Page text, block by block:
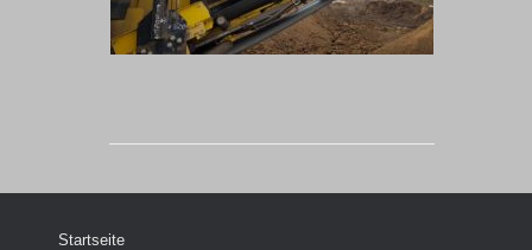
Startseite